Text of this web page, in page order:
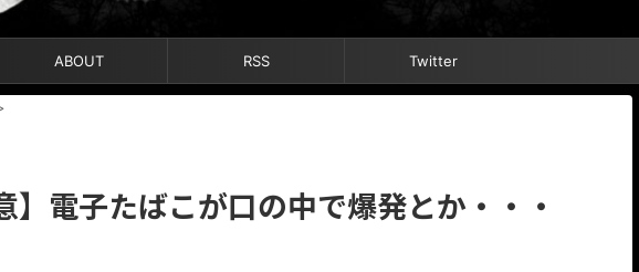
ABOUT RSS Twitter
】電子たばこが口の中で爆発とか・・・